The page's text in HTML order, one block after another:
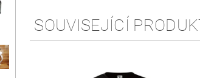
SOUVISEJÍCÍ